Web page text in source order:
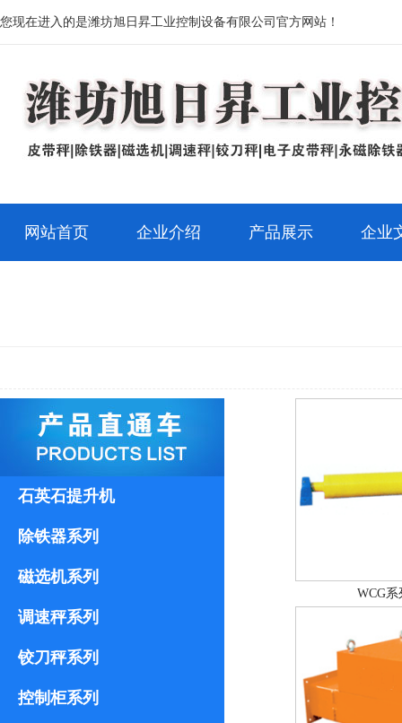
您现在进入的是潍坊旭日昇工业控制设备有限公司官方网站！
网站首页 企业介绍 产品展示 企业
石英石提升机
除铁器系列
磁选机系列
调速秤系列
铰刀秤系列
控制柜系列
WCG